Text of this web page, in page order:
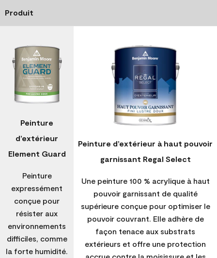
Produit
Peinture
d’extérieur
Element Guard
Peinture
expressément
conçue pour
résister aux
environnements
difficiles, comme
la forte humidité.
Peinture d’extérieur à haut pouvoir
garnissant Regal Select
Une peinture 100 % acrylique à haut
pouvoir garnissant de qualité
supérieure conçue pour optimiser le
pouvoir couvrant. Elle adhère de
façon tenace aux substrats
extérieurs et offre une protection